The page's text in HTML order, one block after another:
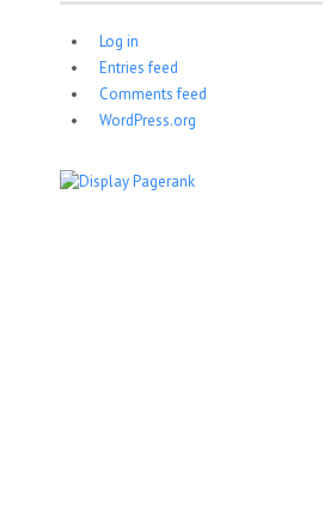
Log in
Entries feed
Comments feed
WordPress.org